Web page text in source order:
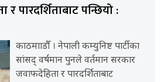
पारदर्शिताबाट पन्छियो :
काठमााडौँ । नेपाली कम्युनिष्ट पार्टीका
सांसद् वर्षमान पुनले वर्तमान सरकार
जवाफदेहिता र पारदर्शिताबाट